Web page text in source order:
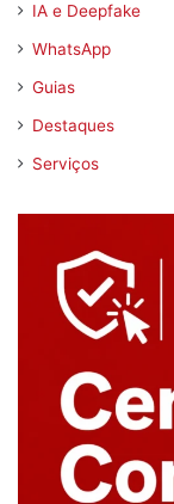
IA e Deepfake
WhatsApp
Guias
Destaques
Serviços